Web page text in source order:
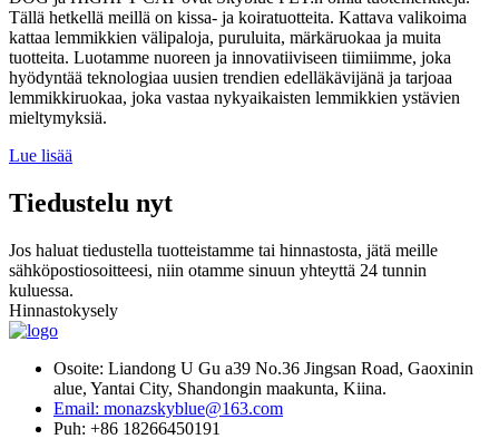
Tällä hetkellä meillä on kissa- ja koiratuotteita. Kattava valikoima
kattaa lemmikkien välipaloja, puruluita, märkäruokaa ja muita
tuotteita. Luotamme nuoreen ja innovatiiviseen tiimiimme, joka
hyödyntää teknologiaa uusien trendien edelläkävijänä ja tarjoaa
lemmikkiruokaa, joka vastaa nykyaikaisten lemmikkien ystävien
mieltymyksiä.
Lue lisää
Tiedustelu nyt
Jos haluat tiedustella tuotteistamme tai hinnastosta, jätä meille
sähköpostiosoitteesi, niin otamme sinuun yhteyttä 24 tunnin
kuluessa.
Hinnastokysely
Osoite: Liandong U Gu a39 No.36 Jingsan Road, Gaoxinin
alue, Yantai City, Shandongin maakunta, Kiina.
Email: monazskyblue@163.com
Puh: +86 18266450191